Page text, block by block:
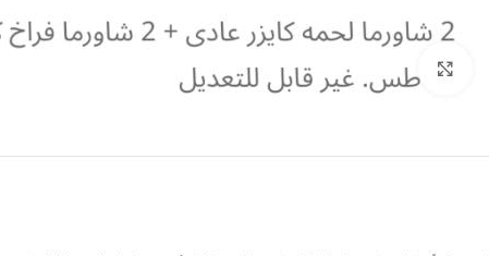
Click to enlarge